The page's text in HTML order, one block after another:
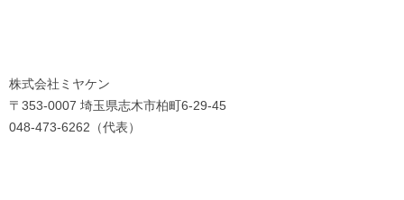
株式会社ミヤケン
〒353-0007 埼玉県志木市柏町6-29-45
048-473-6262（代表）